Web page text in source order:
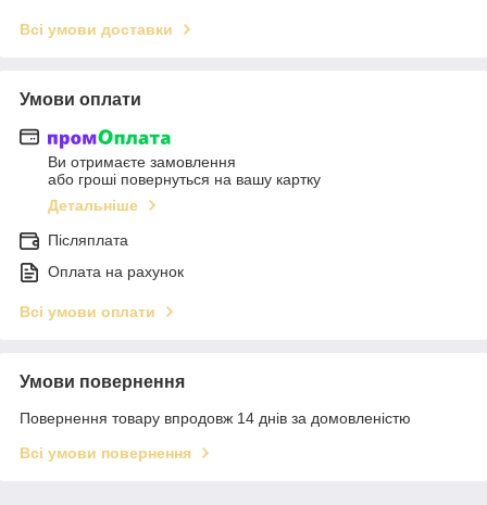
Всі умови доставки
Умови оплати
Ви отримаєте замовлення
або гроші повернуться на вашу картку
Детальніше
Післяплата
Оплата на рахунок
Всі умови оплати
Умови повернення
Повернення товару впродовж 14 днів за домовленістю
Всі умови повернення